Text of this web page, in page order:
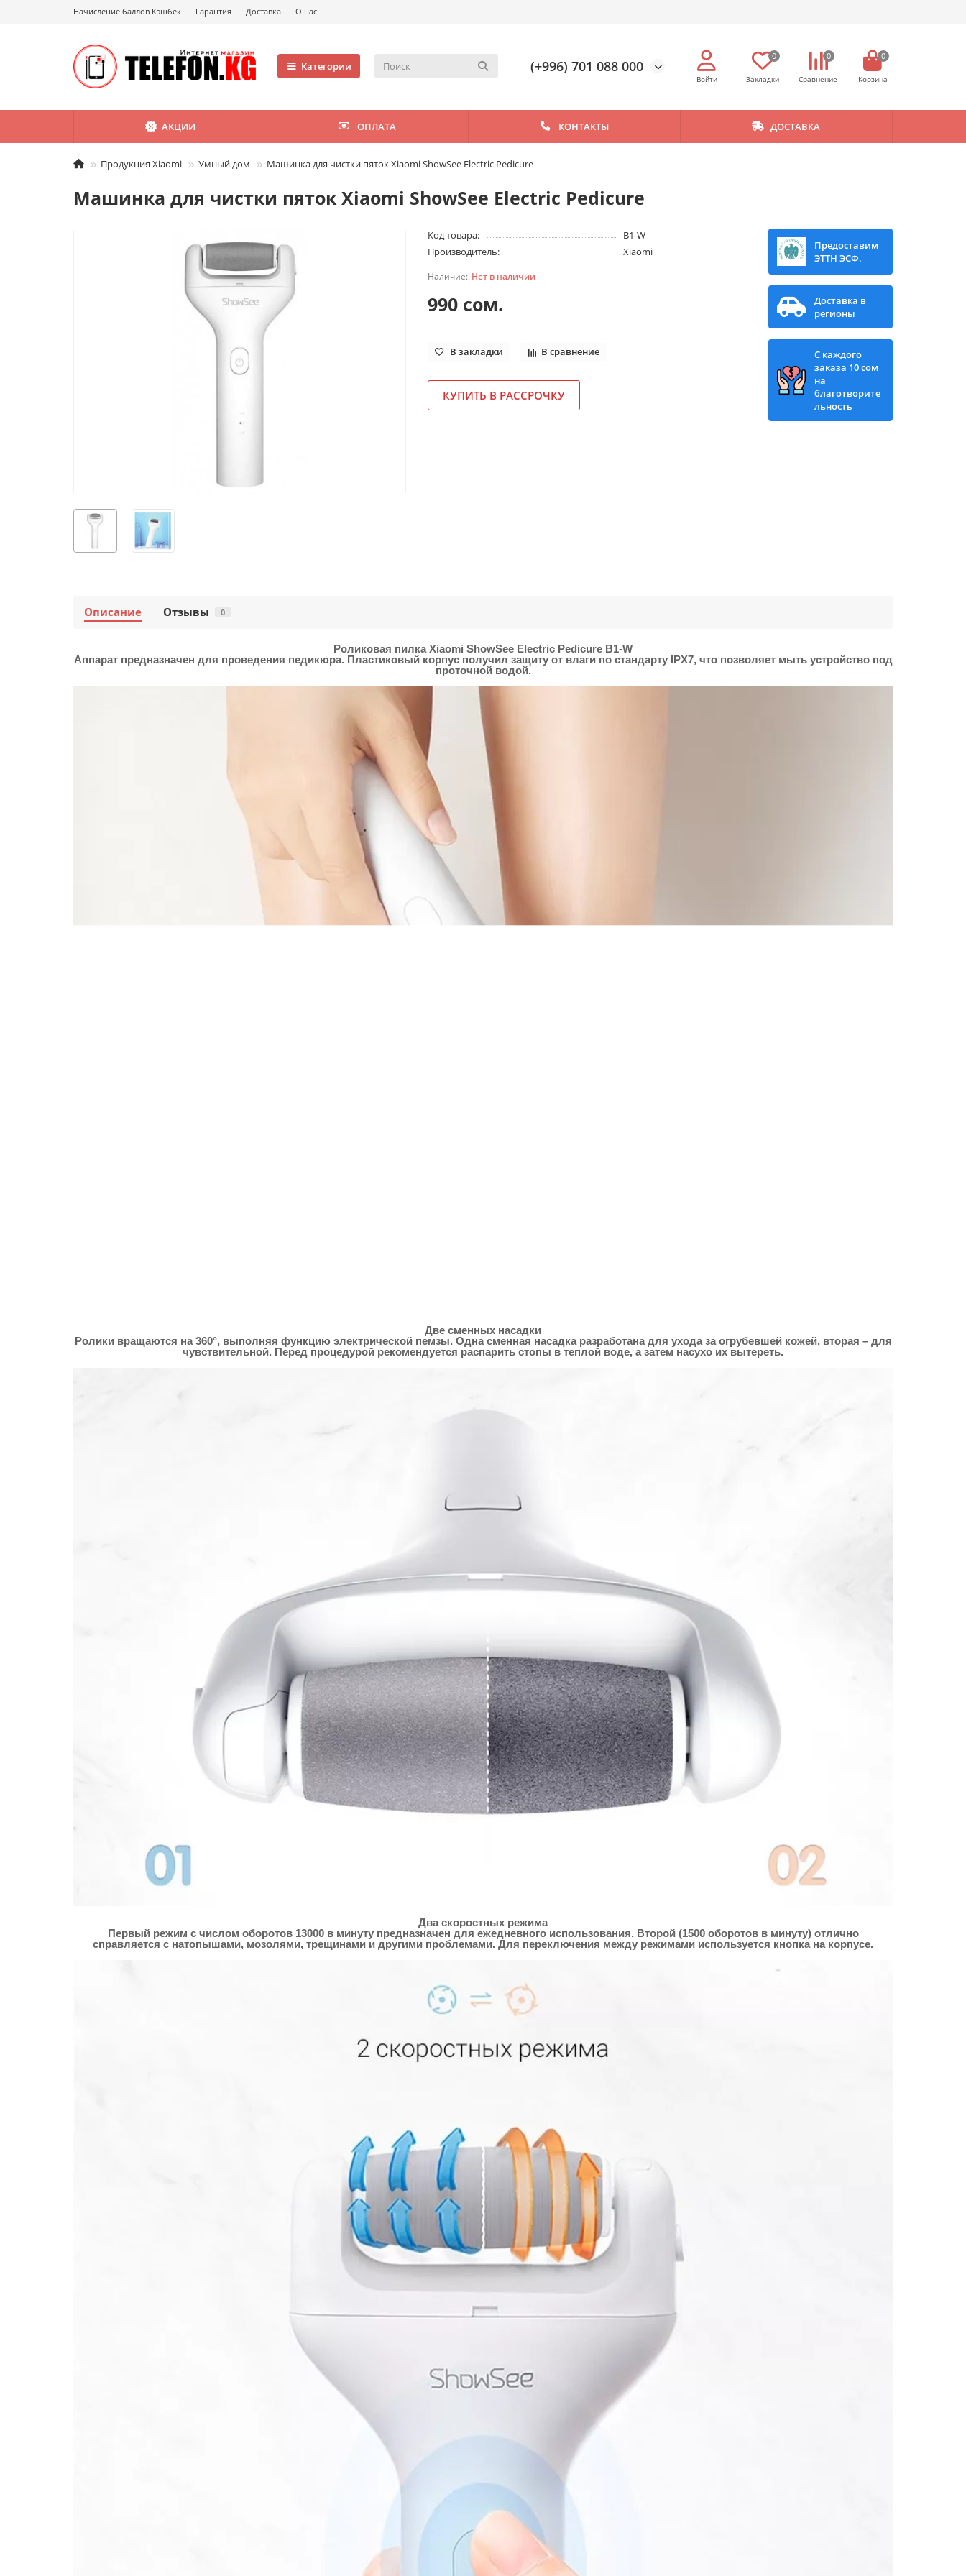
Начисление баллов Кэшбек Гарантия Доставка О нас
Категории (+996) 701 088 000
0 0 0
АКЦИИ ОПЛАТА КОНТАКТЫ ДОСТАВКА
Продукция Xiaomi Умный дом Машинка для чистки пяток Xiaomi ShowSee Electric Pedicure
Машинка для чистки пяток Xiaomi ShowSee Electric Pedicure
Код товара:
B1-W
Производитель:
Xiaomi
Нет в наличии
990 сом.
В закладки В сравнение
КУПИТЬ В РАССРОЧКУ
Предоставим
ЭТТН ЭСФ.
Доставка в
регионы
С каждого
заказа 10 сом
на
благотворите
льность
Описание Отзывы 0
Роликовая пилка Xiaomi ShowSee Electric Pedicure B1-W
Аппарат предназначен для проведения педикюра. Пластиковый корпус получил защиту от влаги по стандарту IPX7, что позволяет мыть устройство под
проточной водой.
Две сменных насадки
Ролики вращаются на 360°, выполняя функцию электрической пемзы. Одна сменная насадка разработана для ухода за огрубевшей кожей, вторая – для
чувствительной. Перед процедурой рекомендуется распарить стопы в теплой воде, а затем насухо их вытереть.
Два скоростных режима
Первый режим с числом оборотов 13000 в минуту предназначен для ежедневного использования. Второй (1500 оборотов в минуту) отлично
справляется с натопышами, мозолями, трещинами и другими проблемами. Для переключения между режимами используется кнопка на корпусе.